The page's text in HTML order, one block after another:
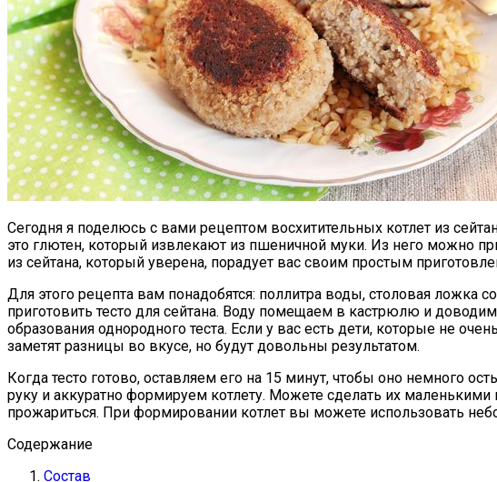
Сегодня я поделюсь с вами рецептом восхитительных котлет из
это глютен, который извлекают из пшеничной муки. Из него можно
из сейтана, который уверена, порадует вас своим простым
Для этого рецепта вам понадобятся: поллитра воды, столовая ложка
приготовить тесто для сейтана. Воду помещаем в кастрюлю и
образования однородного теста. Если у вас есть дети, которые не
заметят разницы во вкусе, но будут довольны результатом.
Когда тесто готово, оставляем его на 15 минут, чтобы оно немного
руку и аккуратно формируем котлету. Можете сделать их
прожариться. При формировании котлет вы можете использовать
Содержание
Состав